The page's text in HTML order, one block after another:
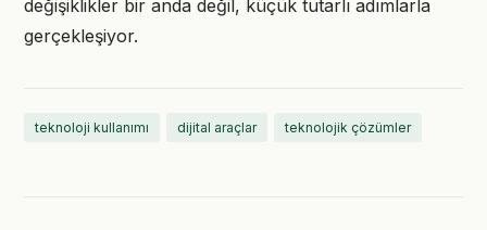
değişiklikler bir anda değil, küçük tutarlı adımlarla
gerçekleşiyor.
teknoloji kullanımı dijital araçlar teknolojik çözümler